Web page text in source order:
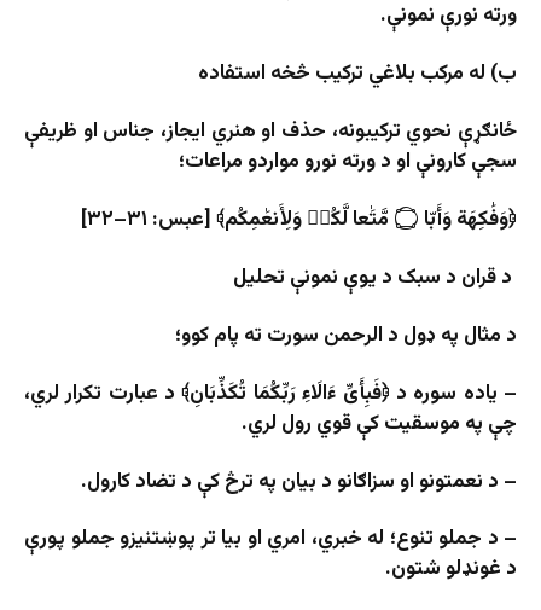
ورته نورې نمونې.
ب) له مرکب بلاغي ترکیب څخه استفاده
ځانګړې نحوي ترکیبونه، حذف او هنري ایجاز، جناس او ظریفې
سجې کارونې او د ورته نورو مواردو مراعات؛
﴿وَفَٰكِهَة وَأَبّا ۝ مَّتَٰعا لَّكُمۡ وَلِأَنعَٰمِكُم﴾ [عبس: ۳۱–۳۲]
د قران د سبک د یوې نمونې تحلیل
د مثال په ډول د الرحمن سورت ته پام کوو؛
– یاده سوره د ﴿فَبِأَیِّ ءَالَاءِ رَبِّكُمَا تُكَذِّبَانِ﴾ د عبارت تکرار لري،
چې په موسقیت کې قوي رول لري.
– د نعمتونو او سزاګانو د بیان په ترڅ کې د تضاد کارول.
– د جملو تنوع؛ له خبري، امري او بیا تر پوښتنیزو جملو پورې
د غونډلو شتون.